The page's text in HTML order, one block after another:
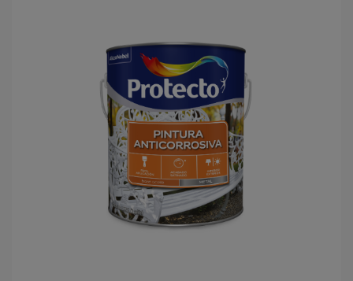
¿Olvidaste tu Contraseña?
Recordarme ACCEDER